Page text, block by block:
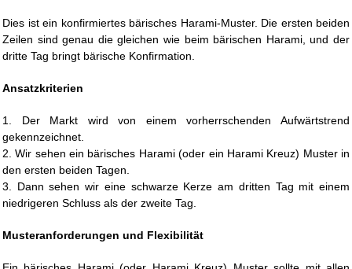
Dies ist ein konfirmiertes bärisches Harami-Muster. Die ersten beiden
Zeilen sind genau die gleichen wie beim bärischen Harami, und der
dritte Tag bringt bärische Konfirmation.
Ansatzkriterien
1. Der Markt wird von einem vorherrschenden Aufwärtstrend
gekennzeichnet.
2. Wir sehen ein bärisches Harami (oder ein Harami Kreuz) Muster in
den ersten beiden Tagen.
3. Dann sehen wir eine schwarze Kerze am dritten Tag mit einem
niedrigeren Schluss als der zweite Tag.
Musteranforderungen und Flexibilität